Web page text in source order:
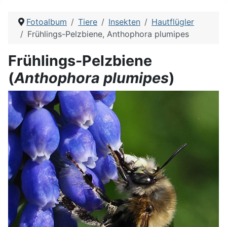
Fotoalbum Tiere Insekten
Hautflügler
Frühlings-Pelzbiene, Anthophora plumipes
Frühlings-Pelzbiene
(Anthophora plumipes)